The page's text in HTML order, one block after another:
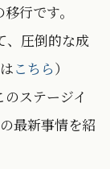
行です。
、圧倒的な成
こちら）
ステージイ
最新事情を紹